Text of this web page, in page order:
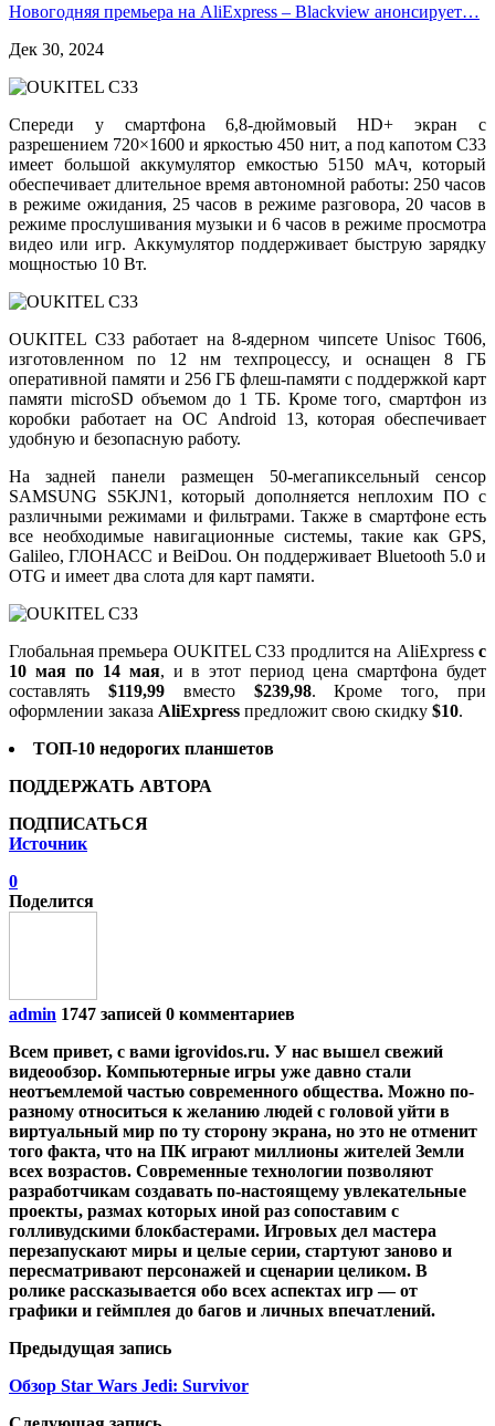
Новогодняя премьера на AliExpress – Blackview анонсирует…
Дек 30, 2024
Спереди у смартфона 6,8-дюймовый HD+ экран с
разрешением 720×1600 и яркостью 450 нит, а под капотом C33
имеет большой аккумулятор емкостью 5150 мАч, который
обеспечивает длительное время автономной работы: 250 часов
в режиме ожидания, 25 часов в режиме разговора, 20 часов в
режиме прослушивания музыки и 6 часов в режиме просмотра
видео или игр. Аккумулятор поддерживает быструю зарядку
мощностью 10 Вт.
OUKITEL C33 работает на 8-ядерном чипсете Unisoc T606,
изготовленном по 12 нм техпроцессу, и оснащен 8 ГБ
оперативной памяти и 256 ГБ флеш-памяти с поддержкой карт
памяти microSD объемом до 1 ТБ. Кроме того, смартфон из
коробки работает на ОС Android 13, которая обеспечивает
удобную и безопасную работу.
На задней панели размещен 50-мегапиксельный сенсор
SAMSUNG S5KJN1, который дополняется неплохим ПО с
различными режимами и фильтрами. Также в смартфоне есть
все необходимые навигационные системы, такие как GPS,
Galileo, ГЛОНАСС и BeiDou. Он поддерживает Bluetooth 5.0 и
OTG и имеет два слота для карт памяти.
Глобальная премьера OUKITEL C33 продлится на AliExpress с
10 мая по 14 мая, и в этот период цена смартфона будет
составлять $119,99вместо $239,98. Кроме того, при
оформлении заказа AliExpress предложит свою скидку $10.
ТОП-10 недорогих планшетов
ПОДДЕРЖАТЬ АВТОРА
ПОДПИСАТЬСЯ
Источник
0
Поделится
admin 1747 записей 0 комментариев
Всем привет, с вами igrovidos.ru. У нас вышел свежий
видеообзор. Компьютерные игры уже давно стали
неотъемлемой частью современного общества. Можно по-
разному относиться к желанию людей с головой уйти в
виртуальный мир по ту сторону экрана, но это не отменит
того факта, что на ПК играют миллионы жителей Земли
всех возрастов. Современные технологии позволяют
разработчикам создавать по-настоящему увлекательные
проекты, размах которых иной раз сопоставим с
голливудскими блокбастерами. Игровых дел мастера
перезапускают миры и целые серии, стартуют заново и
пересматривают персонажей и сценарии целиком. В
ролике рассказывается обо всех аспектах игр — от
графики и геймплея до багов и личных впечатлений.
Предыдущая запись
Обзор Star Wars Jedi: Survivor